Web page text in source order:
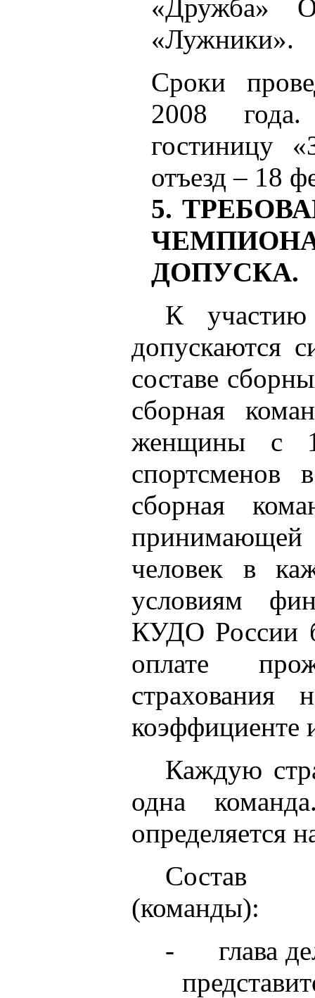
«Дружба»
«Лужники».
Сроки
2008
гостиницу
отъезд – 18
5.
ДОПУСКА.
К
допускаются
составе
сборная
женщины с
спортсменов
сборная
человек в
условиям
КУДО России
оплате
коэффициенте
Каждую
одна
определяется
-
глава